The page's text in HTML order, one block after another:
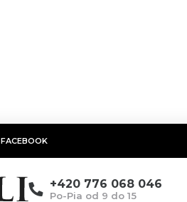
FACEBOOK
+420 776 068 046
Po-Pia od 9 do 15